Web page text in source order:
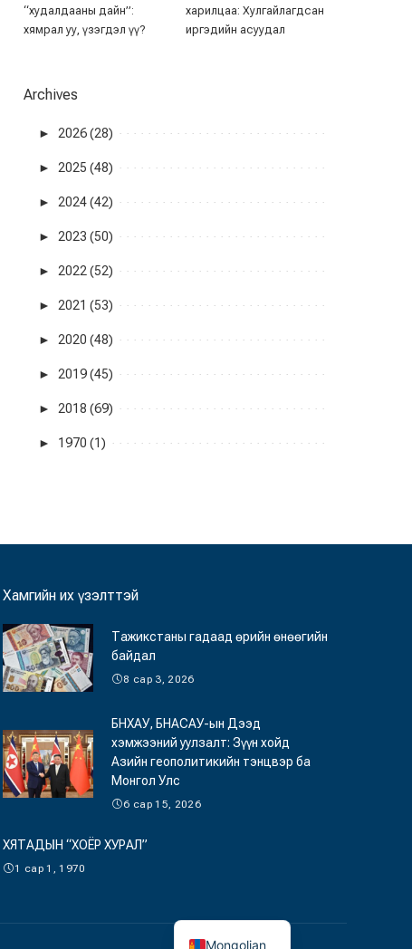
“худалдааны дайн”:
хямрал уу, үзэгдэл үү?
харилцаа: Хулгайлагдсан
иргэдийн асуудал
Archives
► 2026 (28)
► 2025 (48)
► 2024 (42)
► 2023 (50)
► 2022 (52)
► 2021 (53)
► 2020 (48)
► 2019 (45)
► 2018 (69)
► 1970 (1)
Хамгийн их үзэлттэй
Тажикстаны гадаад өрийн өнөөгийн
байдал
8 сар 3, 2026
БНХАУ, БНАСАУ-ын Дээд
хэмжээний уулзалт: Зүүн хойд
Азийн геополитикийн тэнцвэр ба
Монгол Улс
6 сар 15, 2026
ХЯТАДЫН “ХОЁР ХУРАЛ”
1 сар 1, 1970
Mongolian